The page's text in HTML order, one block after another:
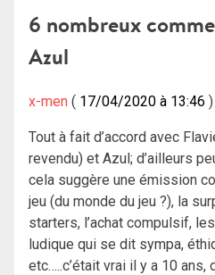
l’article
6 nombreux
Azul
x-men 17/04/2020 à 13:46
Tout à fait d’accord avec
revendu) et Azul; d’ailleurs
cela suggère une émission
jeu (du monde du jeu ?), la
starters, l’achat compulsif,
ludique qui se dit sympa,
etc…..c’était vrai il y a 10 ans,